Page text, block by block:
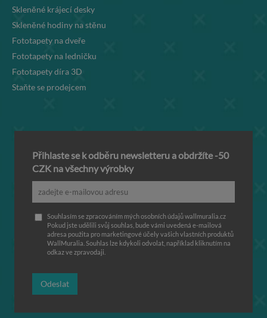
Skleněné krájecí desky
Skleněné hodiny na stěnu
Fototapety na dveře
Fototapety na ledničku
Fototapety díra 3D
Staňte se prodejcem
Přihlaste se k odběru newsletteru a obdržíte -50
CZK na všechny výrobky
Souhlasím se zpracováním mých osobních údajů wallmuralia.cz
Pokud jste udělili svůj souhlas, bude vámi uvedená e-mailová
adresa použita pro marketingové účely vašich vlastních produktů
WallMuralia. Souhlas lze kdykoli odvolat, například kliknutím na
odkaz ve zpravodaji.
Odeslat